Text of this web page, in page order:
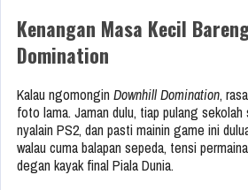
Kenangan Masa Kecil
Domination
Kalau ngomongin Downhill Domination,
foto lama. Jaman dulu, tiap pulang
nyalain PS2, dan pasti mainin game ini
walau cuma balapan sepeda, tensi
degan kayak final Piala Dunia.